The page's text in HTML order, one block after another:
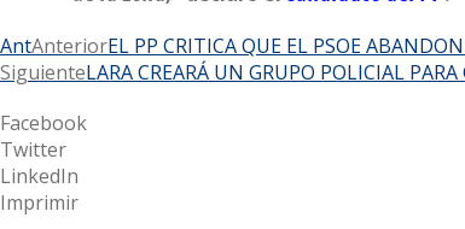
AntAnteriorEL PP CRITICA QUE EL PSOE
SiguienteLARA CREARÁ UN GRUPO POLICIAL
Facebook
Twitter
LinkedIn
Imprimir